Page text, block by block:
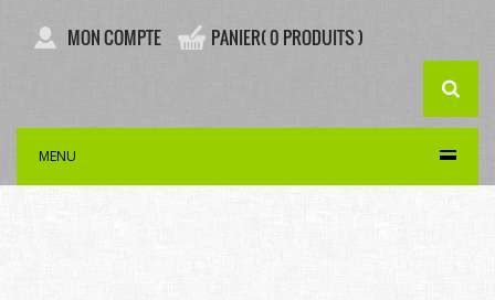
MON COMPTE PANIER( 0 PRODUITS )
MENU